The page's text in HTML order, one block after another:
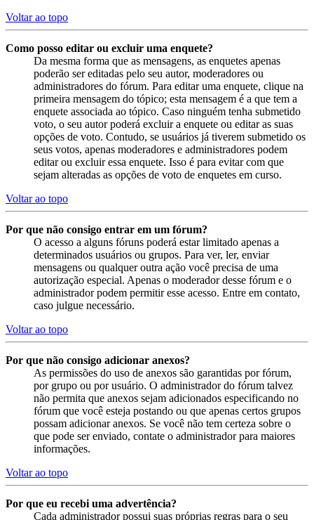
Voltar ao topo
Como posso editar ou excluir uma enquete?
Da mesma forma que as mensagens, as enquetes apenas
poderão ser editadas pelo seu autor, moderadores ou
administradores do fórum. Para editar uma enquete, clique na
primeira mensagem do tópico; esta mensagem é a que tem a
enquete associada ao tópico. Caso ninguém tenha submetido
voto, o seu autor poderá excluir a enquete ou editar as suas
opções de voto. Contudo, se usuários já tiverem submetido os
seus votos, apenas moderadores e administradores podem
editar ou excluir essa enquete. Isso é para evitar com que
sejam alteradas as opções de voto de enquetes em curso.
Voltar ao topo
Por que não consigo entrar em um fórum?
O acesso a alguns fóruns poderá estar limitado apenas a
determinados usuários ou grupos. Para ver, ler, enviar
mensagens ou qualquer outra ação você precisa de uma
autorização especial. Apenas o moderador desse fórum e o
administrador podem permitir esse acesso. Entre em contato,
caso julgue necessário.
Voltar ao topo
Por que não consigo adicionar anexos?
As permissões do uso de anexos são garantidas por fórum,
por grupo ou por usuário. O administrador do fórum talvez
não permita que anexos sejam adicionados especificando no
fórum que você esteja postando ou que apenas certos grupos
possam adicionar anexos. Se você não tem certeza sobre o
que pode ser enviado, contate o administrador para maiores
informações.
Voltar ao topo
Por que eu recebi uma advertência?
Cada administrador possui suas próprias regras para o seu